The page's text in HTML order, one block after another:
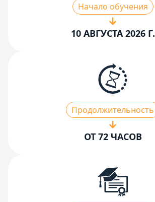
Начало обучения
10 АВГУСТА 2026 Г.
Продолжительность
ОТ 72 ЧАСОВ